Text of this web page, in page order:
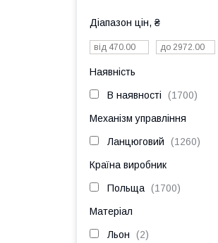
Діапазон цін, ₴
Наявність
В наявності 1700
Механізм управління
Ланцюговий 1260
Країна виробник
Польща 1700
Матеріал
Льон 2